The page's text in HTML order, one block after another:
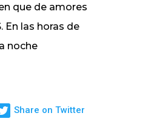
que de amores
En las horas de
noche
Share on Twitter